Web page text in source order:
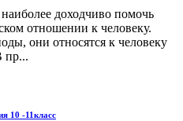
доходчиво помочь
отношении к человеку.
они относятся к человеку
пр...
10 -11класс